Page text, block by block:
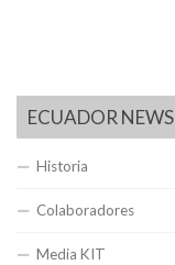
ECUADOR NEWS
Historia
Colaboradores
Media KIT